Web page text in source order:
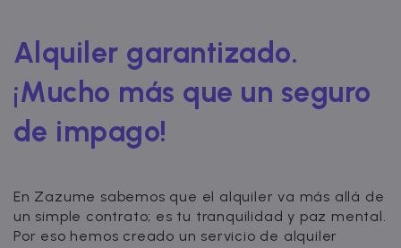
Alquiler garantizado.
¡Mucho más que un seguro
de impago!
En Zazume sabemos que el alquiler va más allá de
un simple contrato; es tu tranquilidad y paz mental.
Por eso hemos creado un servicio de alquiler